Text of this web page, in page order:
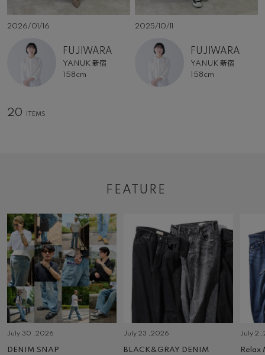
2026/01/16
FUJIWARA
YANUK 新宿
158cm
2025/10/11
FUJIWARA
YANUK 新宿
158cm
20
FEATURE
July 30 ,2026
DENIM SNAP
July 23 ,2026
BLACK&GRAY DENIM
July 2
Relax